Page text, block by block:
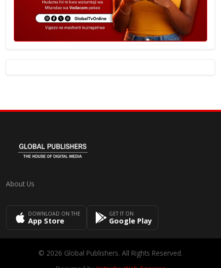
About Us
DOWNLOAD ON THE
App Store
GET IT ON
Google Play
© 2026 Global Publishers. All Rights Reserved.